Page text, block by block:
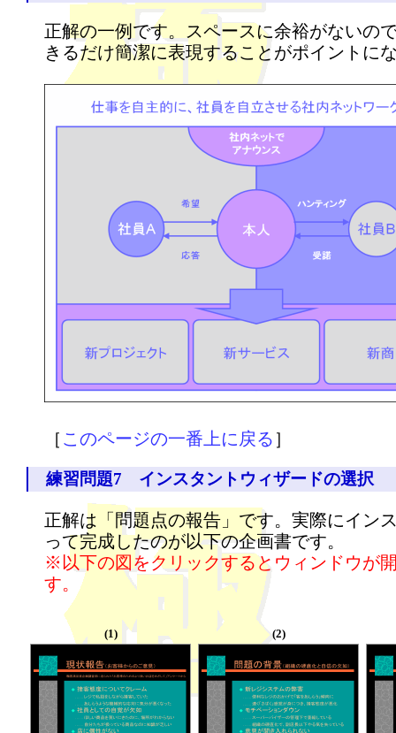
正解の一例です。スペースに余裕がないの
きるだけ簡潔に表現することがポイントに
［ このページの一番上に戻る ］
練習問題7 インスタントウィザードの選択
正解は「問題点の報告」です。実際にイン
って完成したのが以下の企画書です。
※以下の図をクリックするとウィンドウが
す。
(1) (2)